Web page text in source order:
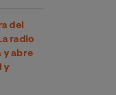
del
radio
y abre
y